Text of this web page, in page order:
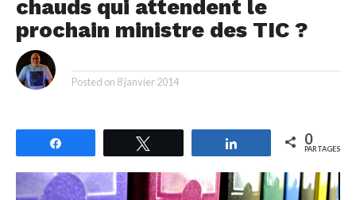
chauds qui attendent le
prochain ministre des TIC ?
Posted on 8 janvier 2014
Partagez 0
PARTAGES